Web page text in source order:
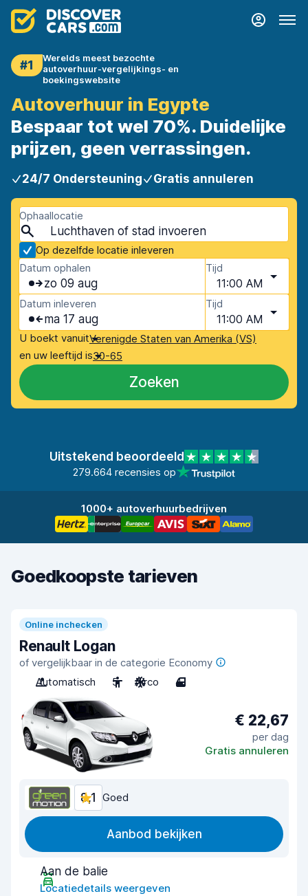
#1
Werelds meest bezochte
autoverhuur-vergelijkings- en
boekingswebsite
Autoverhuur in Egypte
Bespaar tot wel 70%. Duidelijke
prijzen, geen verrassingen.
24/7 Ondersteuning Gratis annuleren
Ophaallocatie
Op dezelfde locatie inleveren
Datum ophalen
zo 09 aug
Tijd
11:00 AM
Datum inleveren
ma 17 aug
Tijd
11:00 AM
U boekt vanuitVerenigde Staten van Amerika (VS)
en uw leeftijd is30-65
Zoeken
Uitstekend beoordeeld
279.664 recensies op
1000+ autoverhuurbedrijven
Goedkoopste tarieven
Online inchecken
Renault Logan
of vergelijkbaar in de categorie Economy
Automatisch
5 Airco 4
€ 22,67
per dag
Gratis annuleren
8,1 Goed
Aanbod bekijken
Aan de balie
Locatiedetails weergeven